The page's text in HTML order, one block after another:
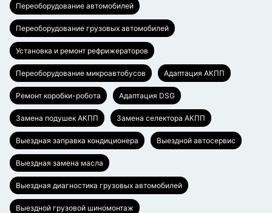
Переоборудование автомобилей
Переоборудование грузовых автомобилей
Установка и ремонт рефрижераторов
Переоборудование микроавтобусов Адаптация АКПП
Ремонт коробки-робота Адаптация DSG
Замена подушек АКПП Замена селектора АКПП
Выездная заправка кондиционера Выездной автосервис
Выездная замена масла
Выездная диагностика грузовых автомобилей
Выездной грузовой шиномонтаж